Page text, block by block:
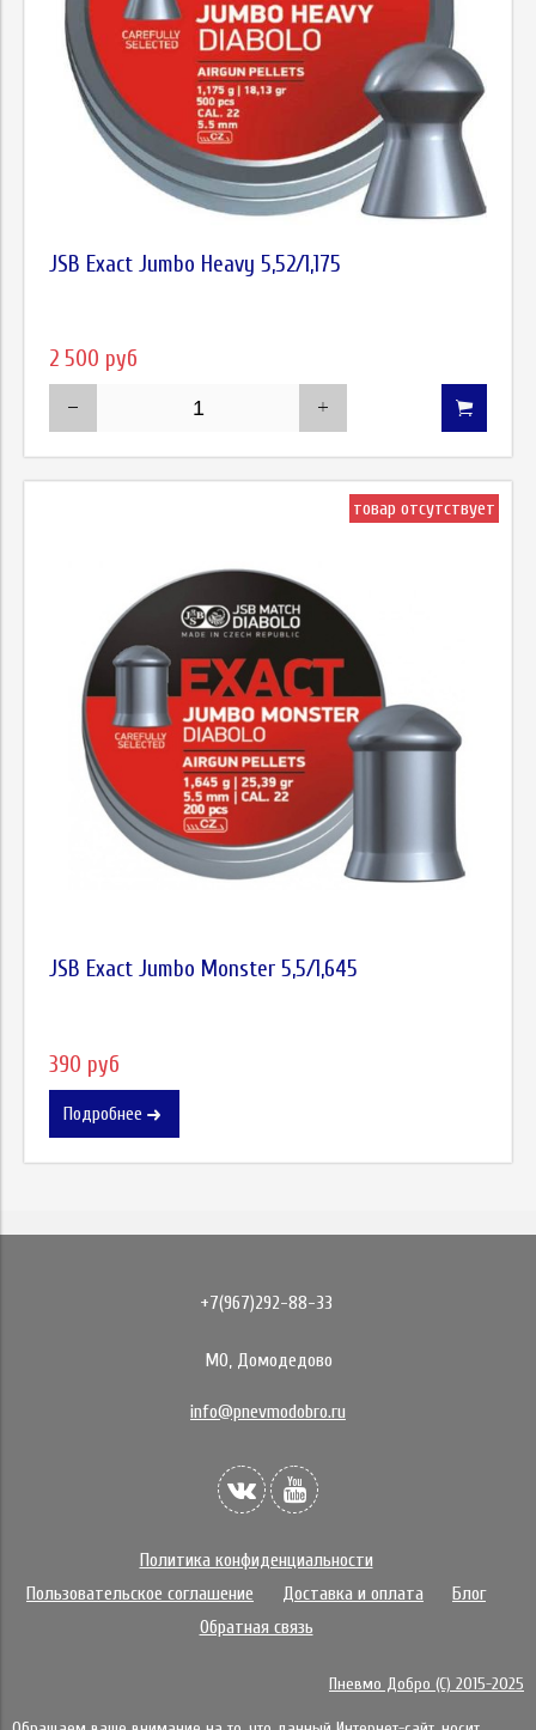
JSB Exact Jumbo Heavy 5,52/1,175
2 500 руб
товар отсутствует
JSB Exact Jumbo Monster 5,5/1,645
390 руб
Подробнее
+7(967)292-88-33
МО, Домодедово
info@pnevmodobro.ru
Политика конфиденциальности
Пользовательское соглашение
Доставка и оплата
Блог
Обратная связь
Пневмо Добро (С) 2015-2025